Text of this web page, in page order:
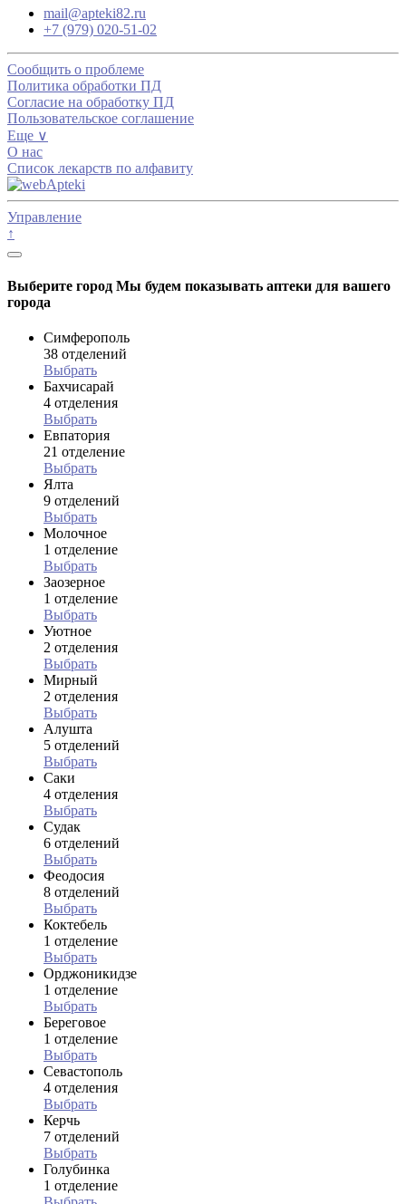
mail@apteki82.ru
+7 (979) 020-51-02
Сообщить о проблеме
Политика обработки ПД
Согласие на обработку ПД
Пользовательское соглашение
Еще ∨
О нас
Список лекарств по алфавиту
Управление
↑
Выберите город Мы будем показывать аптеки для вашего
города
Симферополь
38 отделений
Выбрать
Бахчисарай
4 отделения
Выбрать
Евпатория
21 отделение
Выбрать
Ялта
9 отделений
Выбрать
Молочное
1 отделение
Выбрать
Заозерное
1 отделение
Выбрать
Уютное
2 отделения
Выбрать
Мирный
2 отделения
Выбрать
Алушта
5 отделений
Выбрать
Саки
4 отделения
Выбрать
Судак
6 отделений
Выбрать
Феодосия
8 отделений
Выбрать
Коктебель
1 отделение
Выбрать
Орджоникидзе
1 отделение
Выбрать
Береговое
1 отделение
Выбрать
Севастополь
4 отделения
Выбрать
Керчь
7 отделений
Выбрать
Голубинка
1 отделение